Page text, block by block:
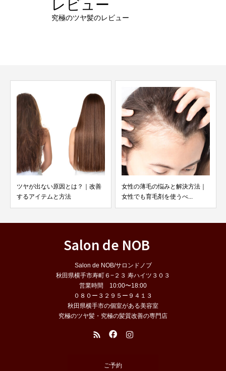
レビュー
究極のツヤ髪のレビュー
出ない原因とは？｜改善
イテムと方法
女性の薄毛の悩みと解決方法｜
女性でも育毛剤を使うべ...
プレミア
Salon de NOB
Salon de NOB/サロンドノブ
秋田県横手市寿町６−２３ 寿ハイツ３０３
営業時間 10:00〜18:00
０８０ー３２９５ー９４１３
秋田県横手市の個室がある美容室
究極のツヤ髪・究極の髪質改善の専門店
ご予約